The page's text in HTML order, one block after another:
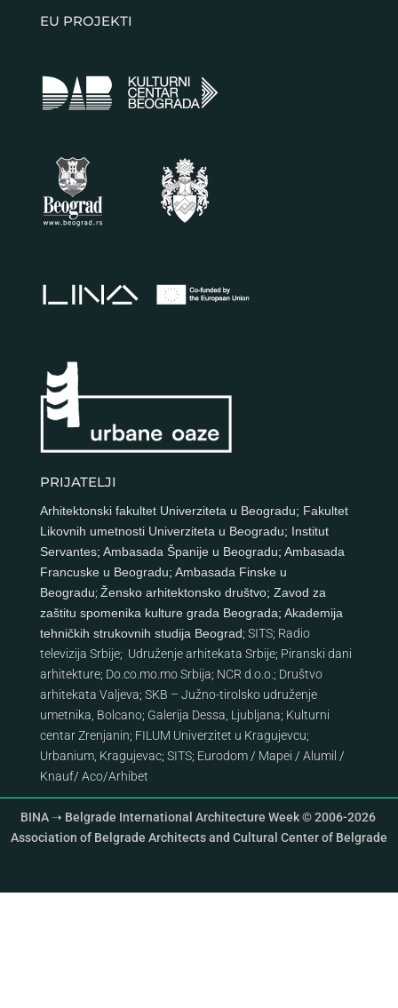
EU PROJEKTI
PRIJATELJI
Arhitektonski fakultet Univerziteta u Beogradu; Fakultet
Likovnih umetnosti Univerziteta u Beogradu; Institut
Servantes; Ambasada Španije u Beogradu; Ambasada
Francuske u Beogradu; Ambasada Finske u
Beogradu; Žensko arhitektonsko društvo; Zavod za
zaštitu spomenika kulture grada Beograda; Akademija
tehničkih strukovnih studija Beograd; SITS; Radio
televizija Srbije; Udruženje arhitekata Srbije; Piranski dani
arhitekture; Do.co.mo.mo Srbija; NCR d.o.o. ; Društvo
arhitekata Valjeva; SKB – Južno-tirolsko udruženje
umetnika, Bolcano; Galerija Dessa, Ljubljana; Kulturni
centar Zrenjanin; FILUM Univerzitet u Kragujevcu;
Urbanium, Kragujevac; SITS; Eurodom/ Mapei / Alumil /
Knauf/ Aco/Arhibet
BINA ➝ Belgrade International Architecture Week © 2006-2026
Association of Belgrade Architects and Cultural Center of Belgrade